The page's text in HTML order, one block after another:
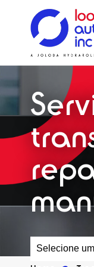
Automation
Selecione um